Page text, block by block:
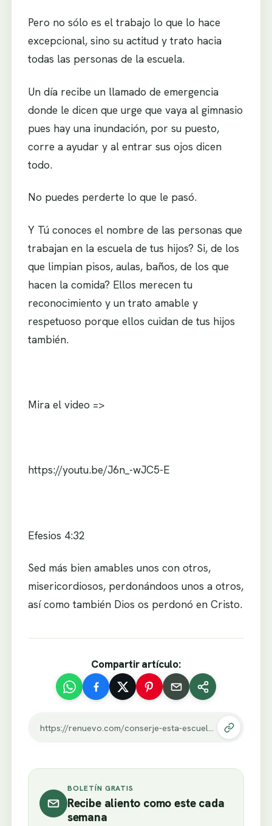
Pero no sólo es el trabajo lo que lo hace
excepcional, sino su actitud y trato hacia
todas las personas de la escuela.
Un día recibe un llamado de emergencia
donde le dicen que urge que vaya al gimnasio
pues hay una inundación, por su puesto,
corre a ayudar y al entrar sus ojos dicen
todo.
No puedes perderte lo que le pasó.
Y Tú conoces el nombre de las personas que
trabajan en la escuela de tus hijos? Si, de los
que limpian pisos, aulas, baños, de los que
hacen la comida? Ellos merecen tu
reconocimiento y un trato amable y
respetuoso porque ellos cuidan de tus hijos
también.
Mira el video =>
https://youtu.be/J6n_-wJC5-E
Efesios 4:32
Sed más bien amables unos con otros,
misericordiosos, perdonándoos unos a otros,
así como también Dios os perdonó en Cristo.
Compartir artículo:
BOLETÍN GRATIS
Recibe aliento como este cada
semana